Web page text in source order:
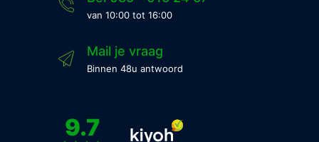
van 10:00 tot 16:00
Mail je vraag
Binnen 48u antwoord
9.7